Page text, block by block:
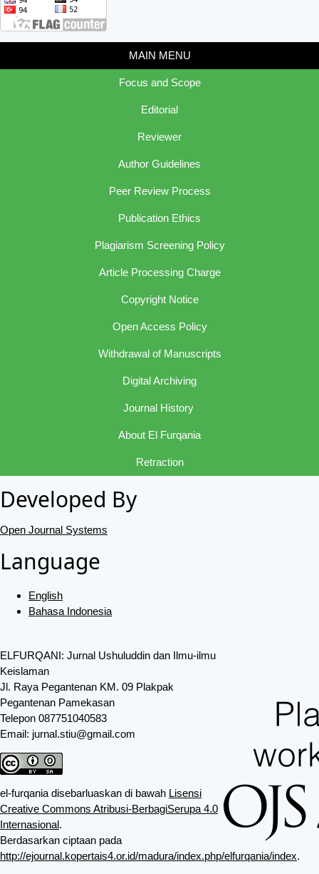
MAIN MENU
Focus and Scope
Editorial
Reviewer
Author Guidelines
Peer Review Process
Publication Ethics
Plagiarism Screening Policy
Article Processing Charge
Copyright Notice
Open Access Policy
Withdrawal of Manuscripts
Digital Archiving
Journal History
About El Furqania
Retraction
Developed By
Open Journal Systems
Language
English
Bahasa Indonesia
ELFURQANI: Jurnal Ushuluddin dan Ilmu-ilmu
Keislaman
Jl. Raya Pegantenan KM. 09 Plakpak
Pegantenan Pamekasan
Telepon 087751040583
Email: jurnal.stiu@gmail.com
el-furqania disebarluaskan di bawah Lisensi
Creative Commons Atribusi-BerbagiSerupa 4.0
Internasional.
Berdasarkan ciptaan pada
http://ejournal.kopertais4.or.id/madura/index.php/elfurqania/index.